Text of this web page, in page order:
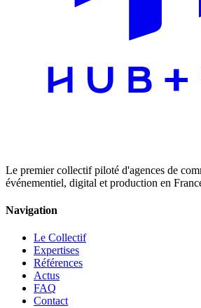
Le premier collectif piloté d'agences de
événementiel, digital et production en
Navigation
Le Collectif
Expertises
Références
Actus
FAQ
Contact